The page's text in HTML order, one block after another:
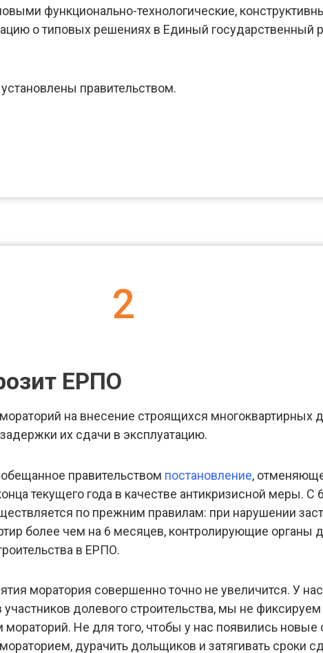
функционально-технологические,
о типовых решениях в Единый государственный
правительством.
2
ЕРПО
на внесение строящихся многоквартирных
их сдачи в эксплуатацию.
правительством постановление,
текущего года в качестве антикризисной меры. С
по прежним правилам: при нарушении
более чем на 6 месяцев, контролирующие
в ЕРПО.
моратория совершенно точно не увеличится. У
долевого строительства, мы не
Не для того, чтобы у нас появились
дурачить дольщиков и затягивать сроки